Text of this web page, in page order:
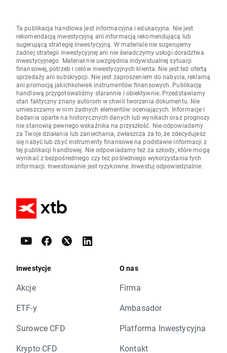
Ta publikacja handlowa jest informacyjna i edukacyjna. Nie jest
rekomendacją inwestycyjną ani informacją rekomendującą lub
sugerującą strategię inwestycyjną. W materiale nie sugerujemy
żadnej strategii inwestycyjnej ani nie świadczymy usługi doradztwa
inwestycyjnego. Materiał nie uwzględnia indywidualnej sytuacji
finansowej, potrzeb i celów inwestycyjnych klienta. Nie jest też ofertą
sprzedaży ani subskrypcji. Nie jest zaproszeniem do nabycia, reklamą
ani promocją jakichkolwiek instrumentów finansowych. Publikację
handlową przygotowaliśmy starannie i obiektywnie. Przedstawiamy
stan faktyczny znany autorom w chwili tworzenia dokumentu. Nie
umieszczamy w nim żadnych elementów oceniających. Informacje i
badania oparte na historycznych danych lub wynikach oraz prognozy
nie stanowią pewnego wskaźnika na przyszłość. Nie odpowiadamy
za Twoje działania lub zaniechania, zwłaszcza za to, że zdecydujesz
się nabyć lub zbyć instrumenty finansowe na podstawie informacji z
tej publikacji handlowej. Nie odpowiadamy też za szkody, które mogą
wynikać z bezpośredniego czy też pośredniego wykorzystania tych
informacji. Inwestowanie jest ryzykowne. Inwestuj odpowiedzialnie.
Inwestycje
Akcje
ETF-y
Surowce CFD
Krypto CFD
O nas
Firma
Ambasador
Platforma Inwestycyjna
Kontakt